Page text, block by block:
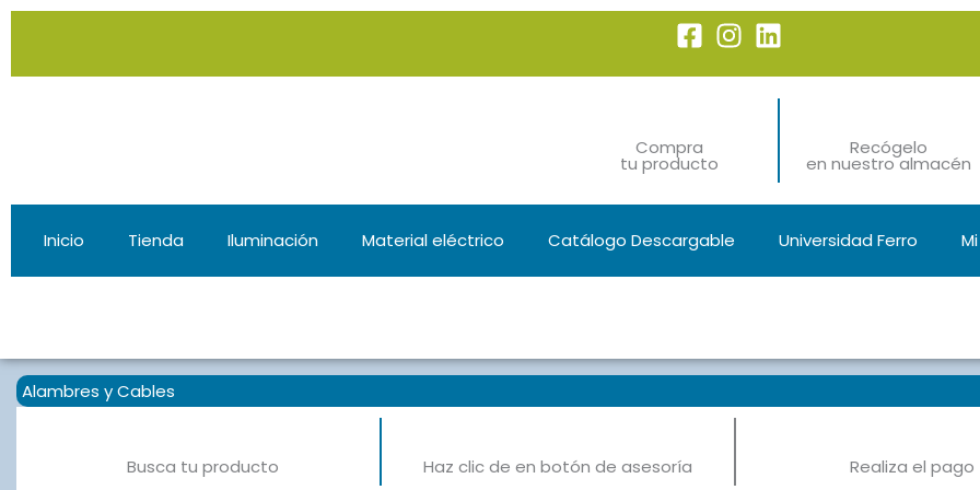
contenido
Compra
tu producto
Recógelo
en nuestro almacén
Inicio Tienda Iluminación Material eléctrico Catálogo Descargable Universidad Ferro
Alambres y Cables
Busca tu producto Haz clic de en botón de asesoría Realiza el pago